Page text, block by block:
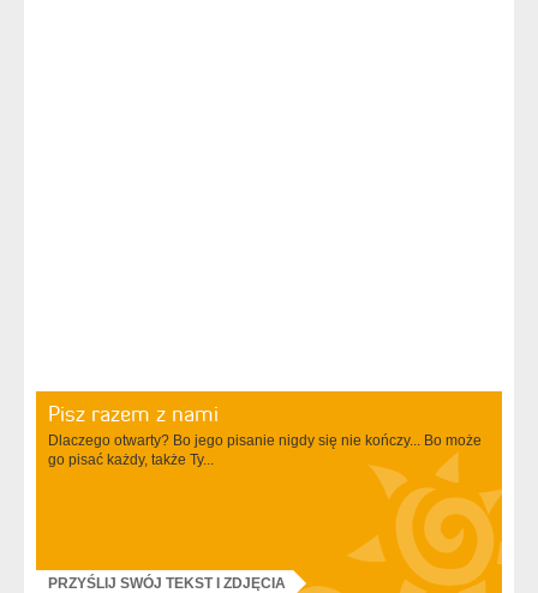
Pisz razem z nami
Dlaczego otwarty? Bo jego pisanie nigdy się nie kończy... Bo może
go pisać każdy, także Ty...
PRZYŚLIJ SWÓJ TEKST I ZDJĘCIA